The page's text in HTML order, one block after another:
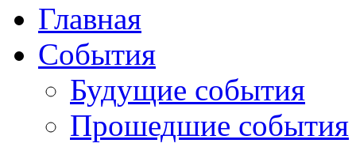
Главная
События
Будущие события
Прошедшие события